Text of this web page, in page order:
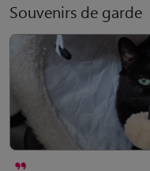
Souvenirs de garde